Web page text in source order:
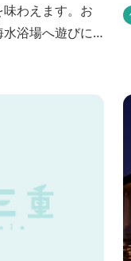
わえます。お
浴場へ遊びに